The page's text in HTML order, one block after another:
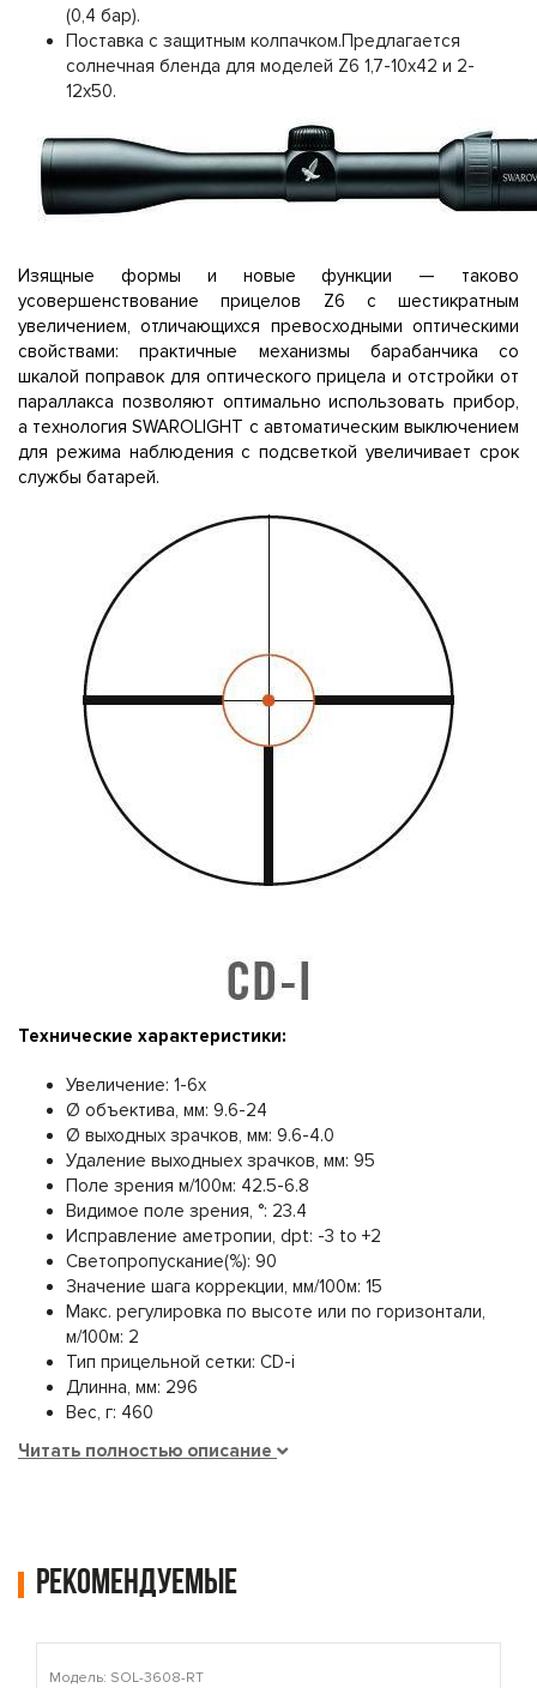
(0,4 бар).
Поставка с защитным колпачком.Предлагается
солнечная бленда для моделей Z6 1,7-10x42 и 2-
12x50.
Изящные формы и новые функции — таково
усовершенствование прицелов Z6 с шестикратным
увеличением, отличающихся превосходными оптическими
свойствами: практичные механизмы барабанчика со
шкалой поправок для оптического прицела и отстройки от
параллакса позволяют оптимально использовать прибор,
а технология SWAROLIGHT с автоматическим выключением
для режима наблюдения с подсветкой увеличивает срок
службы батарей.
Технические характеристики:
Увеличение: 1-6x
Ø объектива, мм: 9.6-24
Ø выходных зрачков, мм: 9.6-4.0
Удаление выходныех зрачков, мм: 95
Поле зрения м/100м: 42.5-6.8
Видимое поле зрения, °: 23.4
Исправление аметропии, dpt: -3 to +2
Светопропускание(%): 90
Значение шага коррекции, мм/100м: 15
Макс. регулировка по высоте или по горизонтали,
м/100м: 2
Тип прицельной сетки: CD-i
Длинна, мм: 296
Вес, г: 460
Читать полностью описание
Рекомендуемые
Модель: SOL-3608-RT